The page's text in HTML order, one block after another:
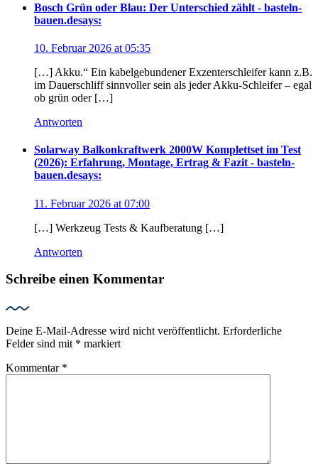
Bosch Grün oder Blau: Der Unterschied zählt - basteln-
bauen.desays:
10. Februar 2026 at 05:35
[…] Akku.“ Ein kabelgebundener Exzenterschleifer kann z.B.
im Dauerschliff sinnvoller sein als jeder Akku-Schleifer – egal
ob grün oder […]
Antworten
Solarway Balkonkraftwerk 2000W Komplettset im Test
(2026): Erfahrung, Montage, Ertrag & Fazit - basteln-
bauen.desays:
11. Februar 2026 at 07:00
[…] Werkzeug Tests & Kaufberatung […]
Antworten
Schreibe einen Kommentar
Deine E-Mail-Adresse wird nicht veröffentlicht. Erforderliche
Felder sind mit * markiert
Kommentar *